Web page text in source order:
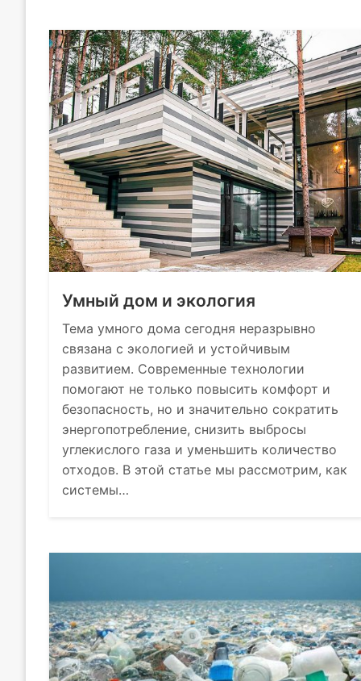
Умный дом и экология
Тема умного дома сегодня неразрывно
связана с экологией и устойчивым
развитием. Современные технологии
помогают не только повысить комфорт и
безопасность, но и значительно сократить
энергопотребление, снизить выбросы
углекислого газа и уменьшить количество
отходов. В этой статье мы рассмотрим, как
системы…